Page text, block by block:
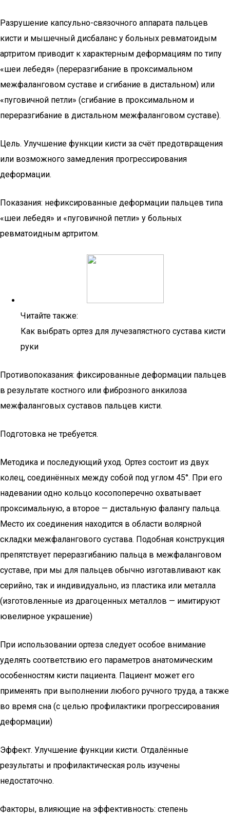
Разрушение капсульно-связочного аппарата пальцев
кисти и мышечный дисбаланс у больных ревматоидым
артритом приводит к характерным деформациям по типу
«шеи лебедя» (переразгибание в проксимальном
межфаланговом суставе и сгибание в дистальном) или
«пуговичной петли» (сгибание в проксимальном и
переразгибание в дистальном межфаланговом суставе).
Цель. Улучшение функции кисти за счёт предотвращения
или возможного замедления прогрессирования
деформации.
Показания: нефиксированные деформации пальцев типа
«шеи лебедя» и «пуговичной петли» у больных
ревматоидным артритом.
Читайте также:
Как выбрать ортез для лучезапястного сустава кисти
руки
Противопоказания: фиксированные деформации пальцев
в результате костного или фиброзного анкилоза
межфаланговых суставов пальцев кисти.
Подготовка не требуется.
Методика и последующий уход. Ортез состоит из двух
колец, соединённых между собой под углом 45°. При его
надевании одно кольцо косопоперечно охватывает
проксимальную, а второе — дистальную фалангу пальца.
Место их соединения находится в области волярной
складки межфалангового сустава. Подобная конструкция
препятствует переразгибанию пальца в межфаланговом
суставе, при мы для пальцев обычно изготавливают как
серийно, так и индивидуально, из пластика или металла
(изготовленные из драгоценных металлов — имитируют
ювелирное украшение)
При использовании ортеза следует особое внимание
уделять соответствию его параметров анатомическим
особенностям кисти пациента. Пациент может его
применять при выполнении любого ручного труда, а также
во время сна (с целью профилактики прогрессирования
деформации)
Эффект. Улучшение функции кисти. Отдалённые
результаты и профилактическая роль изучены
недостаточно.
Факторы, влияющие на эффективность: степень